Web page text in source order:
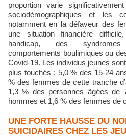
proportion varie
sociodémographiques et les
notamment en la défaveur des
une situation financière
handicap, des
comportements boulimiques ou
Covid-19. Les individus jeunes
plus touchés : 5,0 % des 15-24
% des femmes de cette tranche
1,3 % des personnes âgées de
hommes et 1,6 % des femmes de
UNE FORTE HAUSSE DU
SUICIDAIRES CHEZ LES